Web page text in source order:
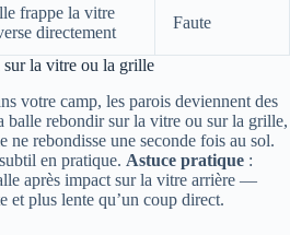
frappe la vitre
directement
Faute
sur la vitre ou la grille
votre camp, les parois deviennent des
balle rebondir sur la vitre ou sur la grille,
ne rebondisse une seconde fois au sol.
en pratique. Astuce pratique :
après impact sur la vitre arrière —
et plus lente qu’un coup direct.